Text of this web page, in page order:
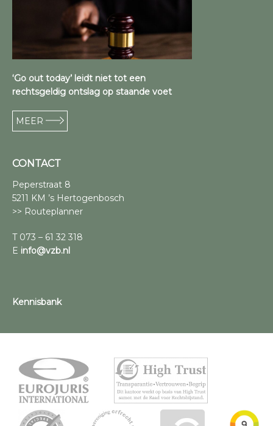
‘Go out today’ leidt niet tot een
rechtsgeldig ontslag op staande voet
MEER
CONTACT
Peperstraat 8
5211 KM ’s Hertogenbosch
>> Routeplanner
T 073 – 61 32 318
E info@vzb.nl
Kennisbank